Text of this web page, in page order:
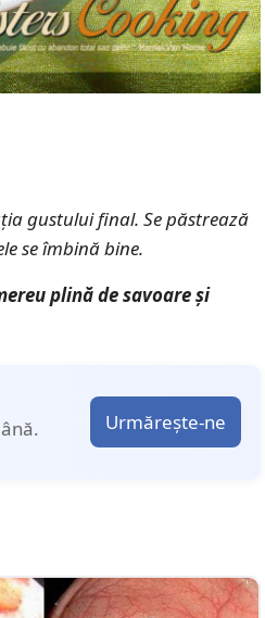
gustului final. Se păstrează
se îmbină bine.
plină de savoare și
Urmărește-ne